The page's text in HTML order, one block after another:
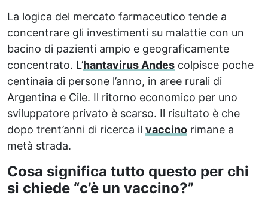
La logica del mercato farmaceutico tende a
concentrare gli investimenti su malattie con un
bacino di pazienti ampio e geograficamente
concentrato. L’hantavirus Andes colpisce poche
centinaia di persone l’anno, in aree rurali di
Argentina e Cile. Il ritorno economico per uno
sviluppatore privato è scarso. Il risultato è che
dopo trent’anni di ricerca il vaccino rimane a
metà strada.
Cosa significa tutto questo per chi
si chiede “c’è un vaccino?”